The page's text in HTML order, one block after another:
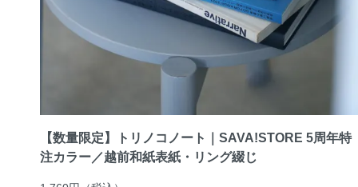
【数量限定】トリノコノート｜SAVA!STORE 5周年特
注カラー／越前和紙表紙・リング綴じ